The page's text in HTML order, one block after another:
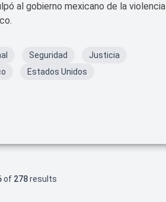
al gobierno mexicano de la violencia
Seguridad
Justicia
Estados Unidos
of 278results